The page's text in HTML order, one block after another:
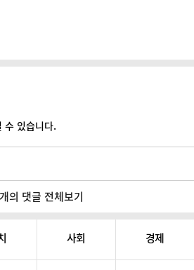
수 있습니다.
의 댓글 전체보기
사회 경제